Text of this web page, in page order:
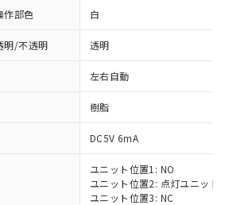
作部色 白
明/不透明 透明
左右自動
樹脂
DC5V 6mA
ユニット位置1: NO
ユニット位置2: 点灯ユニット
ユニット位置3: NC